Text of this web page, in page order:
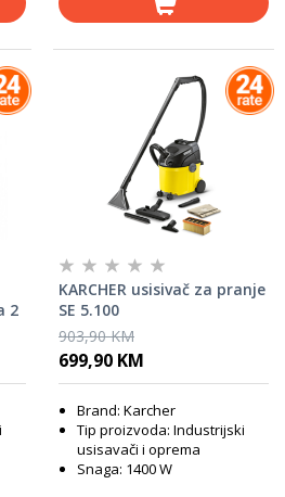
2
KARCHER usisivač za pranje
SE 5.100
903,90 KM
699,90 KM
Brand: Karcher
Tip proizvoda: Industrijski
usisavači i oprema
Snaga: 1400 W